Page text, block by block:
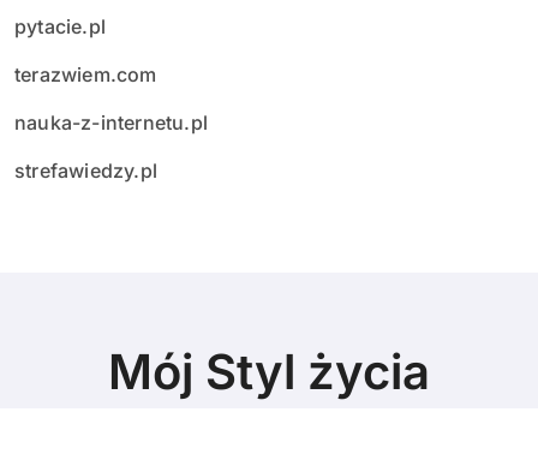
pytacie.pl
terazwiem.com
nauka-z-internetu.pl
strefawiedzy.pl
Mój Styl życia